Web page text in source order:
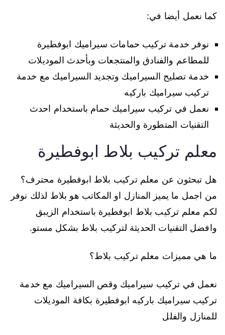
كما نعمل أيضا في:
نوفر خدمة تركيب حمامات سيراميك ابوفطيرة
للمطاعم والفنادق والمنتجعات وبأحدث الموديلات
خدمة تصليح السيراميك وتجديد السيراميك مع خدمة
تركيب سيراميك باركيه
نعمل في تركيب سيراميك حمام باستخدام احدث
التقنيات المتطورة والحديثة
معلم تركيب بلاط ابوفطيرة
هل تبحثون عن معلم تركيب بلاط ابوفطيرة محترف؟
من اجمل ما يميز المنازل او المكاتب هو بلاط لذلك نوفر
لكم معلم تركيب بلاط ابوفطيرة باستخدام الزيبق
وافضل التقنيات الحديثة لتركيب بلاط بشكل مستو.
ما هي مميزات معلم تركيب بلاط؟
نعمل في تركيب سيراميك وقص السيراميك مع خدمة
تركيب سيراميك باركيه ابوفطيرة بكافة الموديلات
للمنازل والفلل